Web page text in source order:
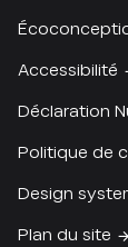
Accessibilité
Déclaration
Politique de
Design
Plan du site